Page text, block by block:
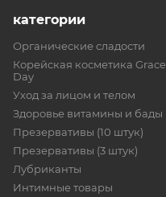
категории
Органические сладости
Корейская косметика Grace
Day
Уход за лицом и телом
Здоровье витамины и бады
Презервативы (10 штук)
Презервативы (3 штук)
Лубриканты
Интимные товары